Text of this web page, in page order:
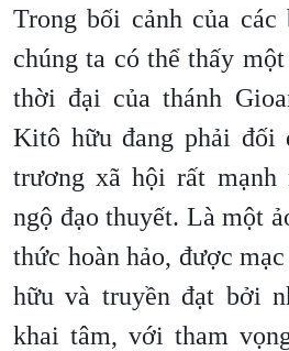
Trong bối cảnh của các
chúng ta có thể thấy
thời đại của thánh
Kitô hữu đang phải đối
trương xã hội rất mạnh
ngộ đạo thuyết. Là một
thức hoàn hảo, được
hữu và truyền đạt bởi
khai tâm, với tham